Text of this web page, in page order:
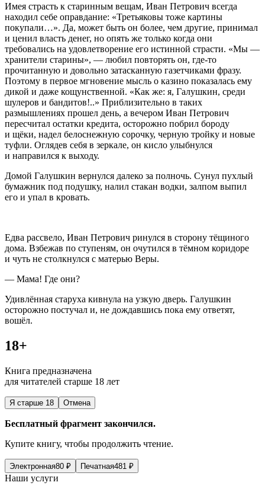
Имея страсть к старинным вещам, Иван Петрович всегда
находил себе оправдание: «Третьяковы тоже картины
покупали…». Да, может быть он более, чем другие, принимал
и ценил власть денег, но опять же только когда они
требовались на удовлетворение его истинной страсти. «Мы —
хранители старины», — любил повторять он, где-то
прочитанную и довольно затасканную газетчиками фразу.
Поэтому в первое мгновение мысль о казино показалась ему
дикой и даже кощунственной. «Как же: я, Галушкин, среди
шулеров и бандитов!..» Приблизительно в таких
размышлениях прошел день, а вечером Иван Петрович
пересчитал остатки кредита, осторожно побрил бороду
и щёки, надел белоснежную сорочку, черную тройку и новые
туфли. Оглядев себя в зеркале, он кисло улыбнулся
и направился к выходу.
Домой Галушкин вернулся далеко за полночь. Сунул пухлый
бумажник под подушку, налил стакан водки, залпом выпил
его и упал в кровать.
Едва рассвело, Иван Петрович ринулся в сторону тёщиного
дома. Взбежав по ступеням, он очутился в тёмном коридоре
и чуть не столкнулся с матерью Веры.
— Мама! Где они?
Удивлённая старуха кивнула на узкую дверь. Галушкин
осторожно постучал и, не дождавшись пока ему ответят,
вошёл.
18+
Книга предназначена
для читателей старше 18 лет
Я старше 18 Отмена
Бесплатный фрагмент закончился.
Купите книгу, чтобы продолжить чтение.
Электронная80 ₽ Печатная481 ₽
Наши услуги